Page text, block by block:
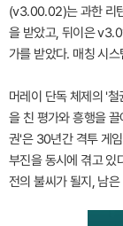
(v3.00.02)는 과한 리
을 받았고, 뒤이은
가를 받았다. 매칭 시
머레이 단독 체제의 '
을 친 평가와 흥행을
권'은 30년간 격투 게
부진을 동시에 겪고 있
전의 불씨가 될지, 남